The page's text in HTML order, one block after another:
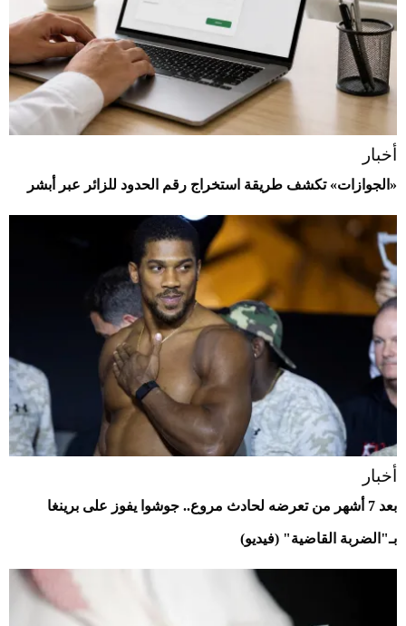
أخبار
«الجوازات» تكشف طريقة استخراج رقم الحدود للزائر عبر أبشر
أخبار
بعد 7 أشهر من تعرضه لحادث مروع.. جوشوا يفوز على برينغا
بـ"الضربة القاضية" (فيديو)